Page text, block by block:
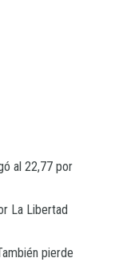
al 22,77 por
La Libertad
pierde